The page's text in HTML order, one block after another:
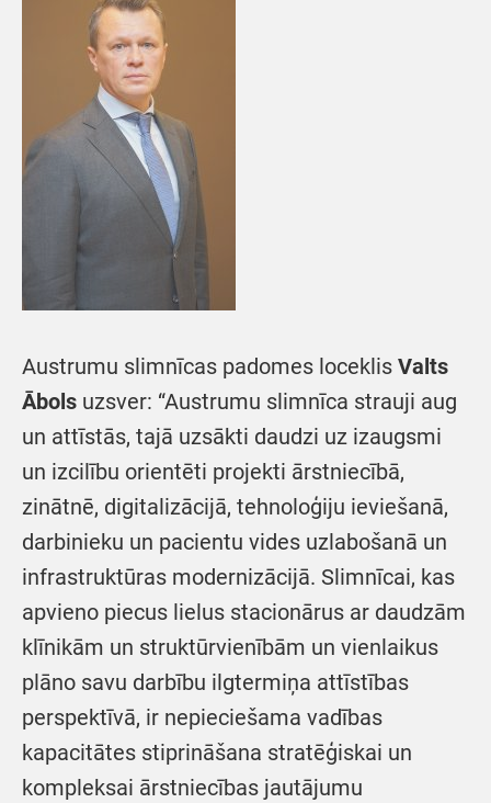
Austrumu slimnīcas padomes loceklis Valts
Ābols uzsver: “Austrumu slimnīca strauji aug
un attīstās, tajā uzsākti daudzi uz izaugsmi
un izcilību orientēti projekti ārstniecībā,
zinātnē, digitalizācijā, tehnoloģiju ieviešanā,
darbinieku un pacientu vides uzlabošanā un
infrastruktūras modernizācijā. Slimnīcai, kas
apvieno piecus lielus stacionārus ar daudzām
klīnikām un struktūrvienībām un vienlaikus
plāno savu darbību ilgtermiņa attīstības
perspektīvā, ir nepieciešama vadības
kapacitātes stiprināšana stratēģiskai un
kompleksai ārstniecības jautājumu